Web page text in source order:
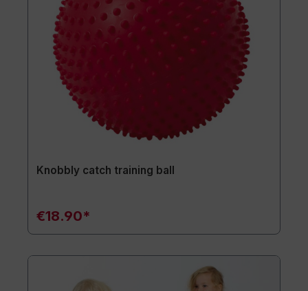
Knobbly catch training ball
€18.90*